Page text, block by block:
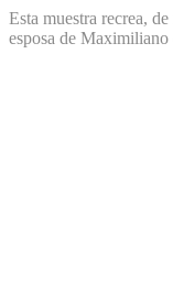
Esta muestra recrea,
esposa de